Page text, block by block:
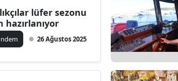
lüfer sezonu
hazırlanıyor
26 Ağustos 2025